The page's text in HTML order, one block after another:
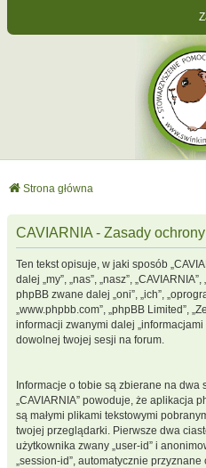
Strona główna
CAVIARNIA - Zasady
Ten tekst opisuje, w jaki sposób
dalej „my”, „nas”, „nasz”,
phpBB zwane dalej „oni”, „ich”,
„www.phpbb.com”, „phpBB Limited”,
informacji zwanymi dalej
dowolnej twojej sesji na forum.
Informacje o tobie są zbierane na
„CAVIARNIA” powoduje, że aplikacja
są małymi plikami tekstowymi
twojej przeglądarki. Pierwsze dwa
użytkownika zwany „user-id” i
„session-id”, automatycznie